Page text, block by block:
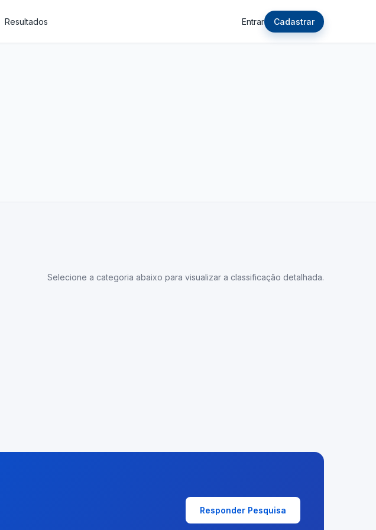
Resultados Entrar Cadastrar
Selecione a categoria abaixo para visualizar a classificação detalhada.
Responder Pesquisa